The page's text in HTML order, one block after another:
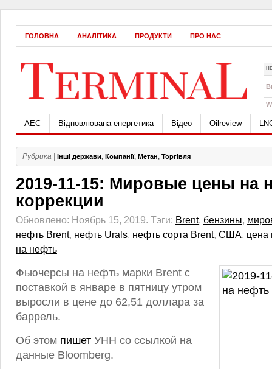
ГОЛОВНА АНАЛІТИКА ПРОДУКТИ ПРО НАС
АЕС Відновлювана енергетика Відео Oilreview
Рубрика | Інші держави, Компанії, Метан, Торгівля
2019-11-15: Мировые цены на
коррекции
Обновлено: Ноябрь 15, 2019. Тэги: Brent, бензины,
нефть Brent, нефть Urals, нефть сорта Brent, США, цена
на нефть
Фьючерсы на нефть марки Brent с
поставкой в январе в пятницу утром
выросли в цене до 62,51 доллара за
баррель.
Об этом пишет УНН со ссылкой на
данные Bloomberg.